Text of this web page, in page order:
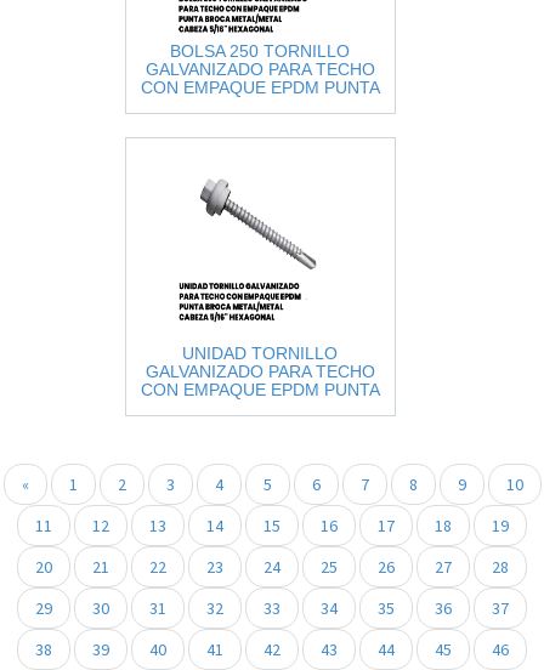
BOLSA 250 TORNILLO
GALVANIZADO PARA TECHO
CON EMPAQUE EPDM PUNTA
UNIDAD TORNILLO
GALVANIZADO PARA TECHO
CON EMPAQUE EPDM PUNTA
« 1 2 3 4 5 6 7 8 9
10
11
12 13 14 15 16 17 18
19
20
21 22 23 24 25 26 27
28
29
30 31 32 33 34 35 36
37
38
39 40 41 42 43 44 45 46